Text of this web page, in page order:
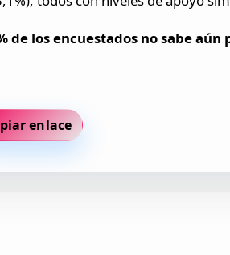
de los encuestados no sabe
enlace